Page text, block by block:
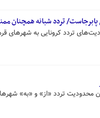
تردد شبانه همچنان
تردد کرونایی به شهرهای
تردد «از» و «به» شهرهای